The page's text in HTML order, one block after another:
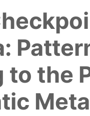
the